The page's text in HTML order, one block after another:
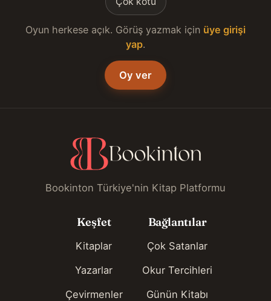
Oyun herkese açık. Görüş yazmak için üye girişi
yap.
Oy ver
Bookinton Türkiye'nin Kitap Platformu
Keşfet
Kitaplar
Yazarlar
Çevirmenler
Bağlantılar
Çok Satanlar
Okur Tercihleri
Günün Kitabı